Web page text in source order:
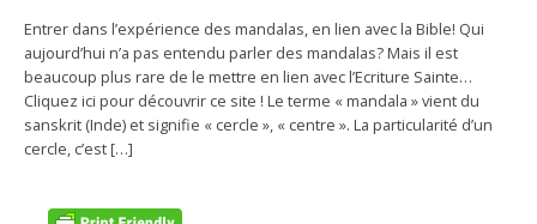
Entrer dans l’expérience des mandalas, en lien avec la Bible! Qui
aujourd’hui n’a pas entendu parler des mandalas? Mais il est
beaucoup plus rare de le mettre en lien avec l’Ecriture Sainte…
Cliquez ici pour découvrir ce site ! Le terme « mandala » vient du
sanskrit (Inde) et signifie « cercle », « centre ». La particularité d’un
cercle, c’est […]